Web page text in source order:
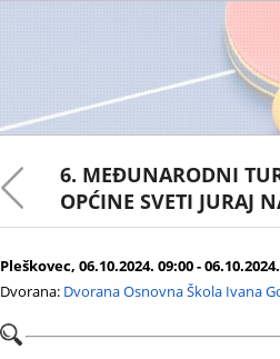
6. MEĐUNARODNI
OPĆINE SVETI JURAJ
Pleškovec, 06.10.2024. 09:00 - 06.10.2024.
Dvorana: Dvorana Osnovna Škola Ivana